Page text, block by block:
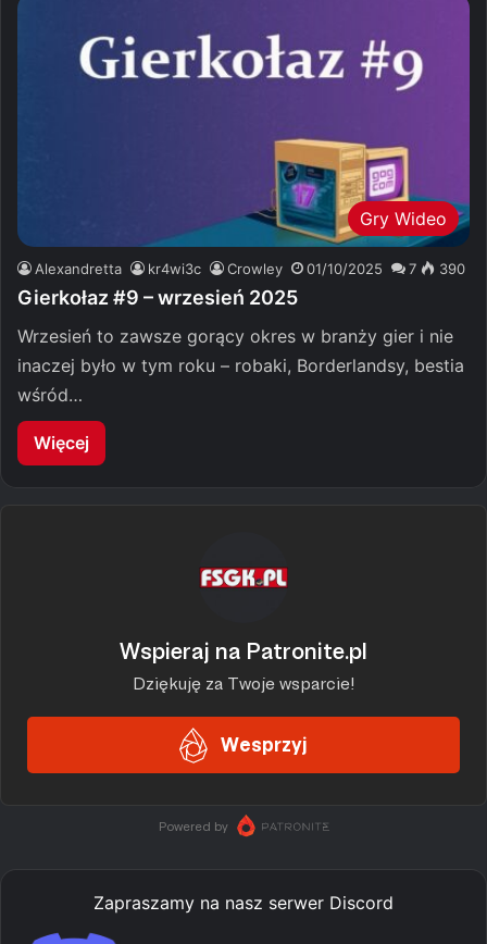
Gry Wideo
Alexandretta kr4wi3c Crowley 01/10/2025 7 390
Gierkołaz #9 – wrzesień 2025
Wrzesień to zawsze gorący okres w branży gier i nie
inaczej było w tym roku – robaki, Borderlandsy, bestia
wśród…
Więcej
Zapraszamy na nasz serwer Discord